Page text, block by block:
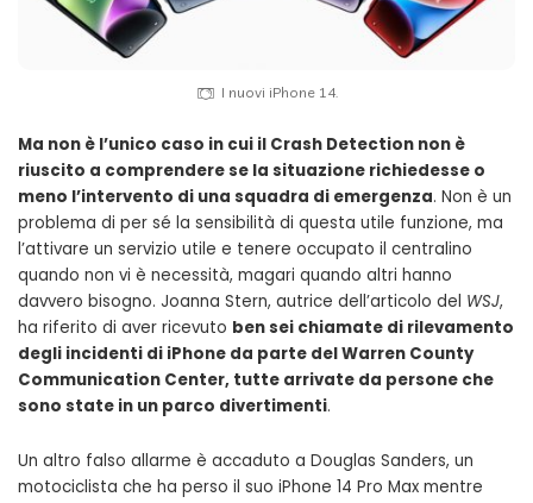
I nuovi iPhone 14.
Ma non è l’unico caso in cui il Crash Detection non è
riuscito a comprendere se la situazione richiedesse o
meno l’intervento di una squadra di emergenza. Non è un
problema di per sé la sensibilità di questa utile funzione, ma
l’attivare un servizio utile e tenere occupato il centralino
quando non vi è necessità, magari quando altri hanno
davvero bisogno. Joanna Stern, autrice dell’articolo del WSJ,
ha riferito di aver ricevuto ben sei chiamate di rilevamento
degli incidenti di iPhone da parte del Warren County
Communication Center, tutte arrivate da persone che
sono state in un parco divertimenti.
Un altro falso allarme è accaduto a Douglas Sanders, un
motociclista che ha perso il suo iPhone 14 Pro Max mentre